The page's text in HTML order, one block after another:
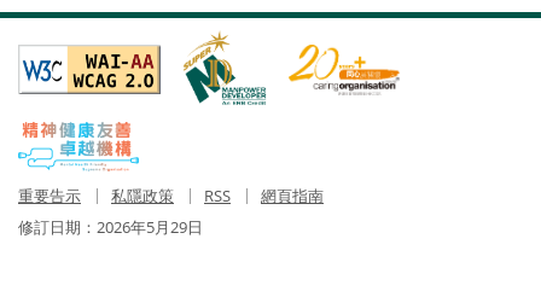
重要告示 私隱政策 RSS
網頁指南
修訂日期： 2026年5月29日